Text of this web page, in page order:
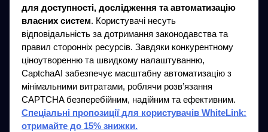
для доступності, дослідження та автоматизацію
власних систем. Користувачі несуть
відповідальність за дотримання законодавства та
правил сторонніх ресурсів. Завдяки конкурентному
ціноутворенню та швидкому налаштуванню,
CaptchaAI забезпечує масштабну автоматизацію з
мінімальними витратами, роблячи розв’язання
CAPTCHA безперебійним, надійним та ефективним.
Спеціальні пропозиції для користувачів WhiteLink:
отримайте до 15% знижки.